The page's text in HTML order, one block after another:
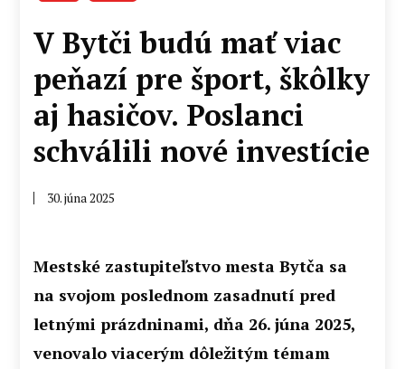
V Bytči budú mať viac
peňazí pre šport, škôlky
aj hasičov. Poslanci
schválili nové investície
30. júna 2025
Mestské zastupiteľstvo mesta Bytča sa
na svojom poslednom zasadnutí pred
letnými prázdninami, dňa 26. júna 2025,
venovalo viacerým dôležitým témam